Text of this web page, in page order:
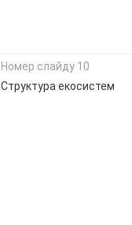
Номер слайду 10
Структура екосистем